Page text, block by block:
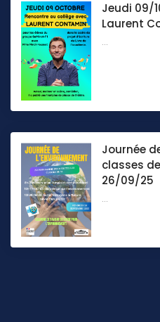
Jeudi 09/
Laurent
...
Journée
classes
26/09/25
...